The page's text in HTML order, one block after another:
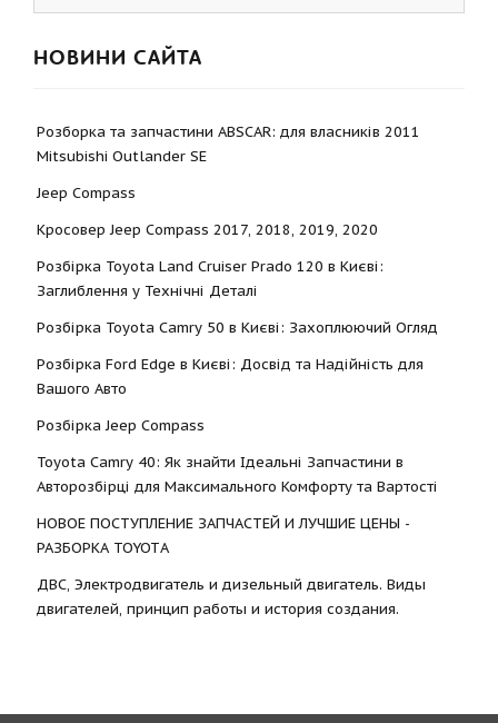
НОВИНИ САЙТА
Розборка та запчастини ABSCAR: для власників 2011
Mitsubishi Outlander SE
Jeep Compass
Кросовер Jeep Compass 2017, 2018, 2019, 2020
Розбірка Toyota Land Cruiser Prado 120 в Києві:
Заглиблення у Технічні Деталі
Розбірка Toyota Camry 50 в Києві: Захоплюючий Огляд
Розбірка Ford Edge в Києві: Досвід та Надійність для
Вашого Авто
Розбірка Jeep Compass
Toyota Camry 40: Як знайти Ідеальні Запчастини в
Авторозбірці для Максимального Комфорту та Вартості
НОВОЕ ПОСТУПЛЕНИЕ ЗАПЧАСТЕЙ И ЛУЧШИЕ ЦЕНЫ -
РАЗБОРКА TOYOTА
ДВС, Электродвигатель и дизельный двигатель. Виды
двигателей, принцип работы и история создания.